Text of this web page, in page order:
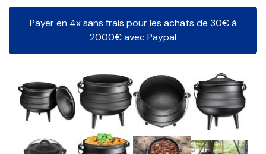
Payer en 4x sans frais pour les achats de 30€ à
2000€ avec Paypal